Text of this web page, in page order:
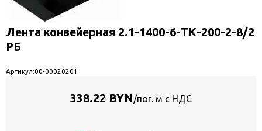
Лента конвейерная 2.1-1400-6-ТК-200-2-8/2
РБ
Артикул:00-00020201
338.22 BYN/пог. м с НДС